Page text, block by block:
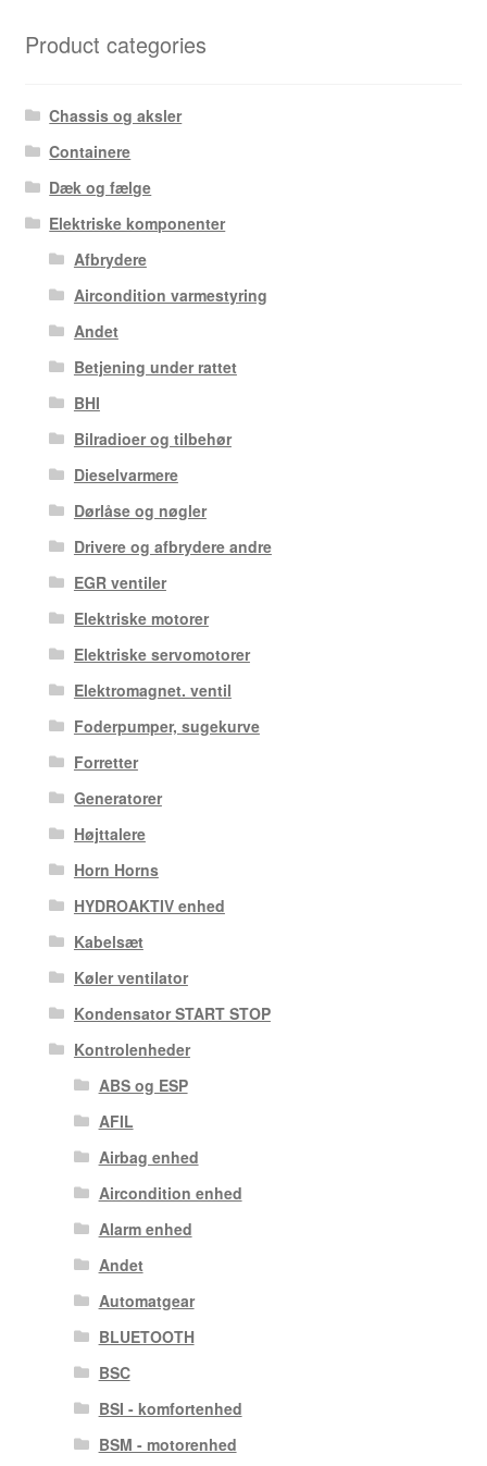
Product categories
Chassis og aksler
Containere
Dæk og fælge
Elektriske komponenter
Afbrydere
Aircondition varmestyring
Andet
Betjening under rattet
BHI
Bilradioer og tilbehør
Dieselvarmere
Dørlåse og nøgler
Drivere og afbrydere andre
EGR ventiler
Elektriske motorer
Elektriske servomotorer
Elektromagnet. ventil
Foderpumper, sugekurve
Forretter
Generatorer
Højttalere
Horn Horns
HYDROAKTIV enhed
Kabelsæt
Køler ventilator
Kondensator START STOP
Kontrolenheder
ABS og ESP
AFIL
Airbag enhed
Aircondition enhed
Alarm enhed
Andet
Automatgear
BLUETOOTH
BSC
BSI - komfortenhed
BSM - motorenhed